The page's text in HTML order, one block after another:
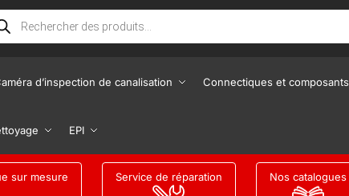
d’inspection de canalisation Connectiques et composants
EPI
sur mesure Service de réparation Nos catalogues